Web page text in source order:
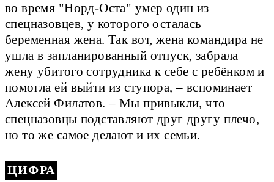
во время "Норд-Оста" умер один из
спецназовцев, у которого осталась
беременная жена. Так вот, жена командира не
ушла в запланированный отпуск, забрала
жену убитого сотрудника к себе с ребёнком и
помогла ей выйти из ступора, – вспоминает
Алексей Филатов. – Мы привыкли, что
спецназовцы подставляют друг другу плечо,
но то же самое делают и их семьи.
ЦИФРА